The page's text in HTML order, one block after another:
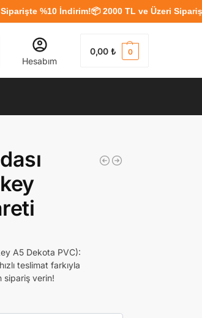
%10 İndirim!📦 2000 TL ve Üzeri Siparişlerde
Hesabım
0,00₺ 0
A5 Dekota PVC):
teslimat farkıyla
sipariş verin!